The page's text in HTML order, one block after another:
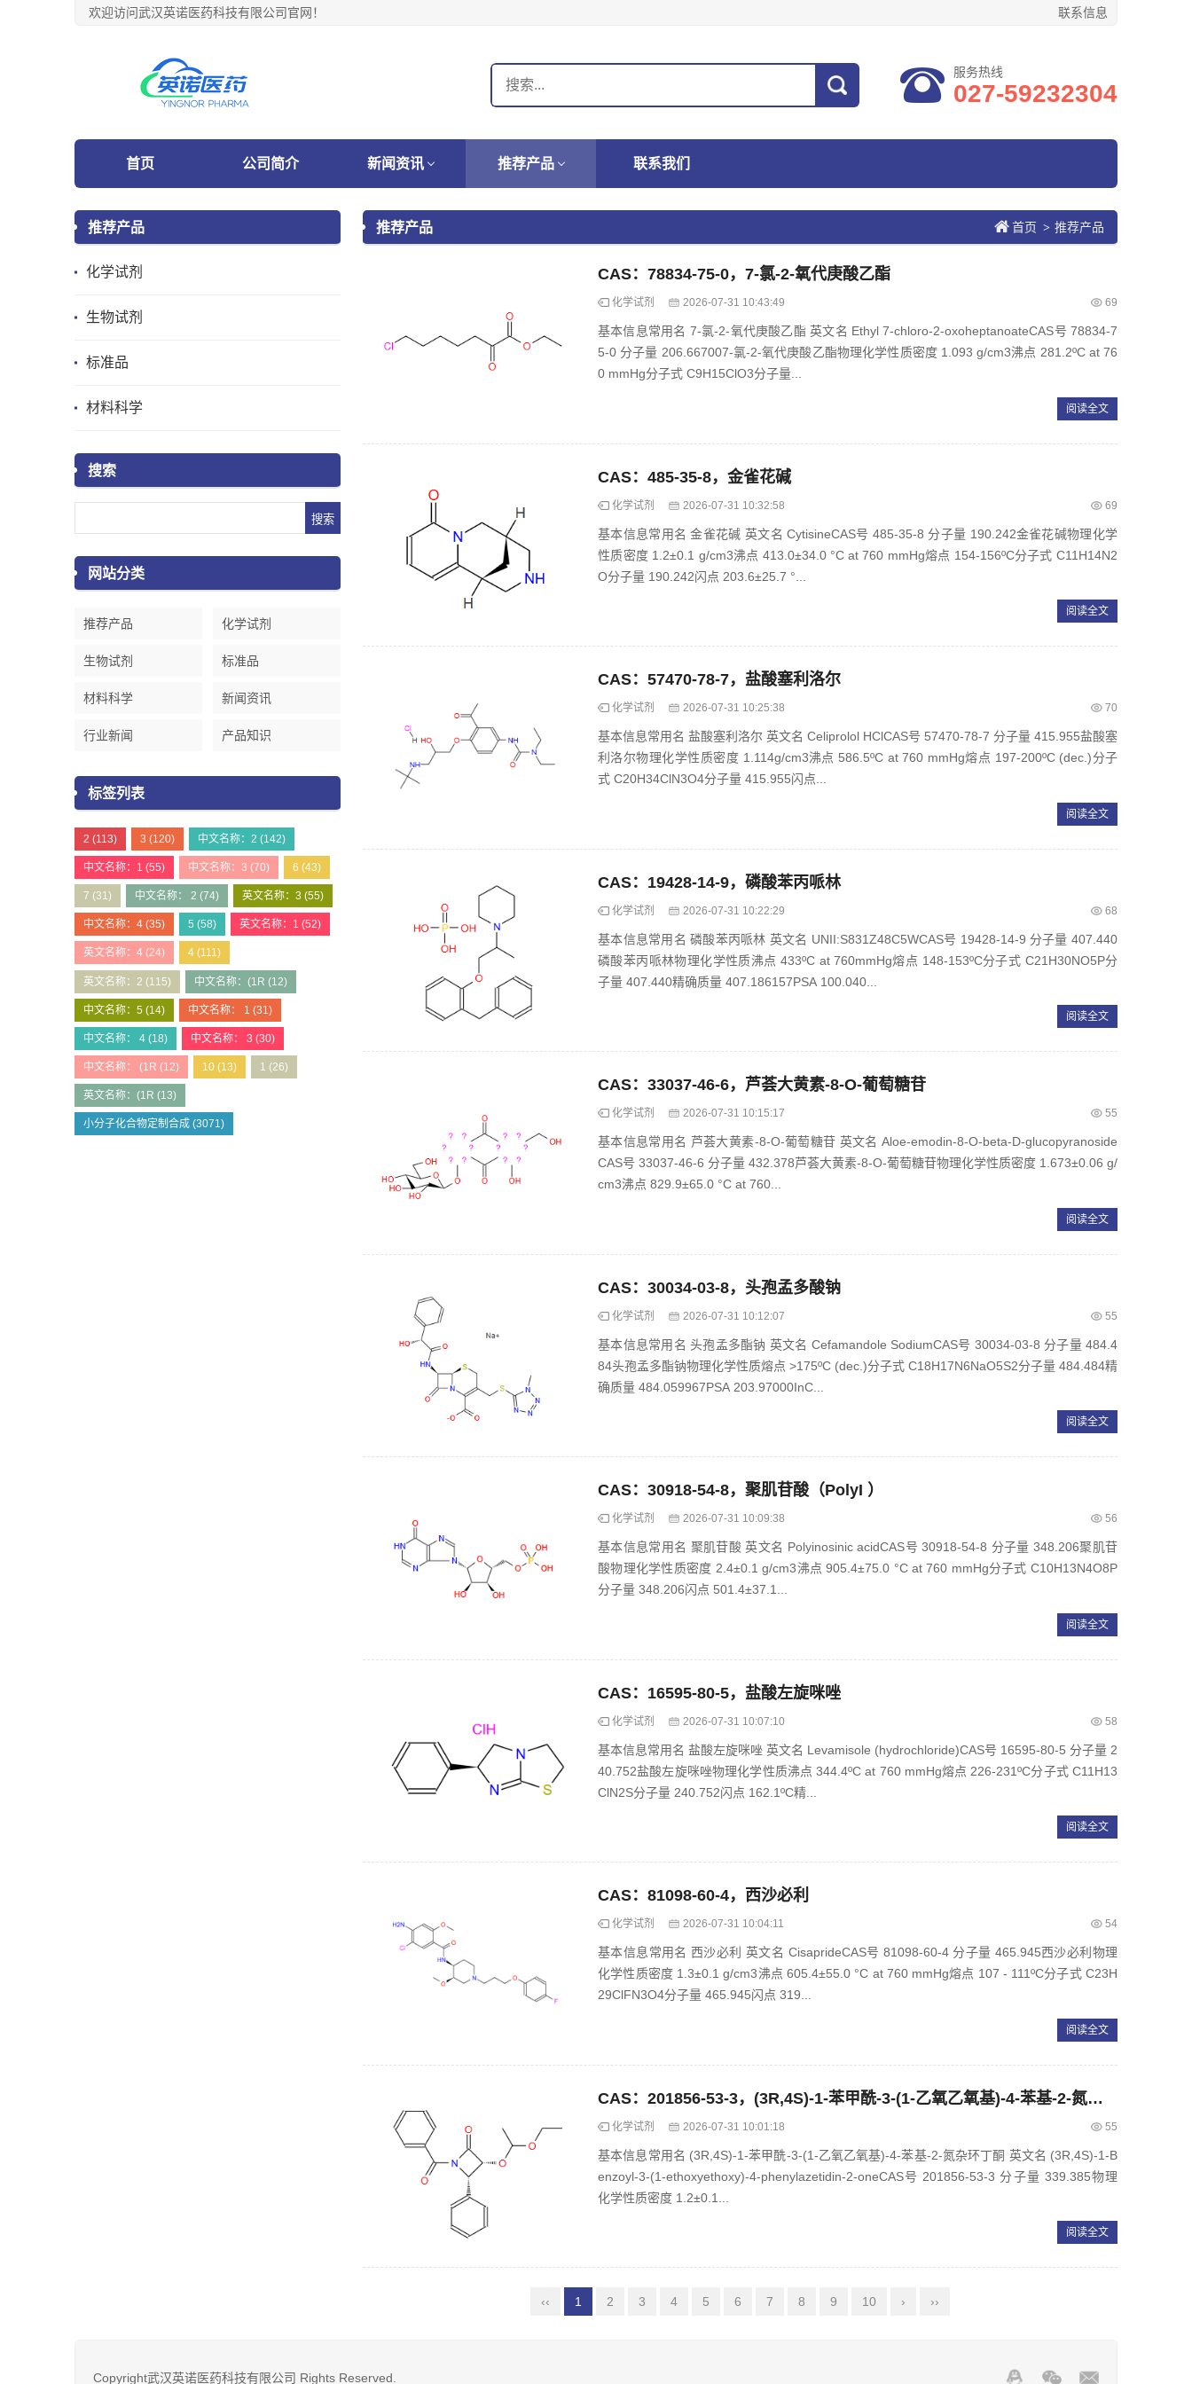
欢迎访问武汉英诺医药科技有限公司官网！ 联系信息
服务热线
027-59232304
首页 公司简介 新闻资讯 推荐产品 联系我们
推荐产品
化学试剂
生物试剂
标准品
材料科学
搜索
网站分类
推荐产品 化学试剂
生物试剂 标准品
材料科学 新闻资讯
行业新闻 产品知识
标签列表
2 (113) 3 (120) 中文名称：2 (142)
中文名称：1 (55) 中文名称：3 (70) 6 (43)
7 (31) 中文名称： 2 (74) 英文名称：3 (55)
中文名称：4 (35) 5 (58) 英文名称：1 (52)
英文名称：4 (24) 4 (111)
英文名称：2 (115) 中文名称：(1R (12)
中文名称：5 (14) 中文名称： 1 (31)
中文名称： 4 (18) 中文名称： 3 (30)
中文名称： (1R (12) 10 (13) 1 (26)
英文名称：(1R (13)
小分子化合物定制合成 (3071)
首页 > 推荐产品
推荐产品
CAS：78834-75-0，7-氯-2-氧代庚酸乙酯
化学试剂 2026-07-31 10:43:49 69
基本信息常用名 7-氯-2-氧代庚酸乙酯 英文名 Ethyl 7-chloro-2-oxoheptanoateCAS号 78834-7
5-0 分子量 206.667007-氯-2-氧代庚酸乙酯物理化学性质密度 1.093 g/cm3沸点 281.2ºC at 76
0 mmHg分子式 C9H15ClO3分子量...
阅读全文
CAS：485-35-8，金雀花碱
化学试剂 2026-07-31 10:32:58 69
基本信息常用名 金雀花碱 英文名 CytisineCAS号 485-35-8 分子量 190.242金雀花碱物理化学
性质密度 1.2±0.1 g/cm3沸点 413.0±34.0 °C at 760 mmHg熔点 154-156ºC分子式 C11H14N2
O分子量 190.242闪点 203.6±25.7 °...
阅读全文
CAS：57470-78-7，盐酸塞利洛尔
化学试剂 2026-07-31 10:25:38 70
基本信息常用名 盐酸塞利洛尔 英文名 Celiprolol HClCAS号 57470-78-7 分子量 415.955盐酸塞
利洛尔物理化学性质密度 1.114g/cm3沸点 586.5ºC at 760 mmHg熔点 197-200ºC (dec.)分子
式 C20H34ClN3O4分子量 415.955闪点...
阅读全文
CAS：19428-14-9，磷酸苯丙哌林
化学试剂 2026-07-31 10:22:29 68
基本信息常用名 磷酸苯丙哌林 英文名 UNII:S831Z48C5WCAS号 19428-14-9 分子量 407.440
磷酸苯丙哌林物理化学性质沸点 433ºC at 760mmHg熔点 148-153ºC分子式 C21H30NO5P分
子量 407.440精确质量 407.186157PSA 100.040...
阅读全文
CAS：33037-46-6，芦荟大黄素-8-O-葡萄糖苷
化学试剂 2026-07-31 10:15:17 55
基本信息常用名 芦荟大黄素-8-O-葡萄糖苷 英文名 Aloe-emodin-8-O-beta-D-glucopyranoside
CAS号 33037-46-6 分子量 432.378芦荟大黄素-8-O-葡萄糖苷物理化学性质密度 1.673±0.06 g/
cm3沸点 829.9±65.0 °C at 760...
阅读全文
CAS：30034-03-8，头孢孟多酸钠
化学试剂 2026-07-31 10:12:07 55
基本信息常用名 头孢孟多酯钠 英文名 Cefamandole SodiumCAS号 30034-03-8 分子量 484.4
84头孢孟多酯钠物理化学性质熔点 >175ºC (dec.)分子式 C18H17N6NaO5S2分子量 484.484精
确质量 484.059967PSA 203.97000InC...
阅读全文
CAS：30918-54-8，聚肌苷酸（PolyI ）
化学试剂 2026-07-31 10:09:38 56
基本信息常用名 聚肌苷酸 英文名 Polyinosinic acidCAS号 30918-54-8 分子量 348.206聚肌苷
酸物理化学性质密度 2.4±0.1 g/cm3沸点 905.4±75.0 °C at 760 mmHg分子式 C10H13N4O8P
分子量 348.206闪点 501.4±37.1...
阅读全文
CAS：16595-80-5，盐酸左旋咪唑
化学试剂 2026-07-31 10:07:10 58
基本信息常用名 盐酸左旋咪唑 英文名 Levamisole (hydrochloride)CAS号 16595-80-5 分子量 2
40.752盐酸左旋咪唑物理化学性质沸点 344.4ºC at 760 mmHg熔点 226-231ºC分子式 C11H13
ClN2S分子量 240.752闪点 162.1ºC精...
阅读全文
CAS：81098-60-4，西沙必利
化学试剂 2026-07-31 10:04:11 54
基本信息常用名 西沙必利 英文名 CisaprideCAS号 81098-60-4 分子量 465.945西沙必利物理
化学性质密度 1.3±0.1 g/cm3沸点 605.4±55.0 °C at 760 mmHg熔点 107 - 111ºC分子式 C23H
29ClFN3O4分子量 465.945闪点 319...
阅读全文
CAS：201856-53-3，(3R,4S)-1-苯甲酰-3-(1-乙氧乙氧基)-4-苯基-2-氮杂环丁酮
化学试剂 2026-07-31 10:01:18 55
基本信息常用名 (3R,4S)-1-苯甲酰-3-(1-乙氧乙氧基)-4-苯基-2-氮杂环丁酮 英文名 (3R,4S)-1-B
enzoyl-3-(1-ethoxyethoxy)-4-phenylazetidin-2-oneCAS号 201856-53-3 分子量 339.385物理
化学性质密度 1.2±0.1...
阅读全文
‹‹ 1 2 3 4 5 6 7 8 9 10 › ››
Copyright武汉英诺医药科技有限公司 Rights Reserved.